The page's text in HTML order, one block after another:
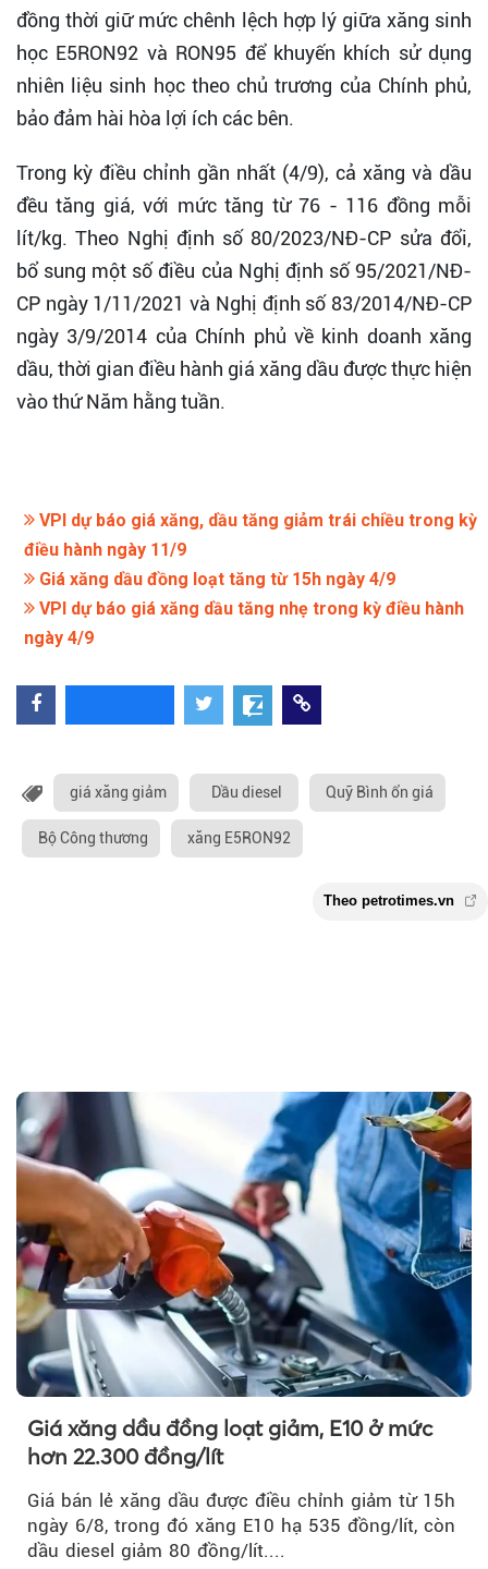
đồng thời giữ mức chênh lệch hợp lý giữa xăng sinh
học E5RON92 và RON95 để khuyến khích sử dụng
nhiên liệu sinh học theo chủ trương của Chính phủ,
bảo đảm hài hòa lợi ích các bên.
Trong kỳ điều chỉnh gần nhất (4/9), cả xăng và dầu
đều tăng giá, với mức tăng từ 76 - 116 đồng mỗi
lít/kg. Theo Nghị định số 80/2023/NĐ-CP sửa đổi,
bổ sung một số điều của Nghị định số 95/2021/NĐ-
CP ngày 1/11/2021 và Nghị định số 83/2014/NĐ-CP
ngày 3/9/2014 của Chính phủ về kinh doanh xăng
dầu, thời gian điều hành giá xăng dầu được thực hiện
vào thứ Năm hằng tuần.
VPI dự báo giá xăng, dầu tăng giảm trái chiều trong kỳ
điều hành ngày 11/9
Giá xăng dầu đồng loạt tăng từ 15h ngày 4/9
VPI dự báo giá xăng dầu tăng nhẹ trong kỳ điều hành
ngày 4/9
giá xăng giảm Dầu diesel Quỹ Bình ổn giá
Bộ Công thương xăng E5RON92
Theo
Giá xăng dầu đồng loạt giảm, E10 ở mức
hơn 22.300 đồng/lít
Giá bán lẻ xăng dầu được điều chỉnh giảm từ 15h
ngày 6/8, trong đó xăng E10 hạ 535 đồng/lít, còn
dầu diesel giảm 80 đồng/lít....